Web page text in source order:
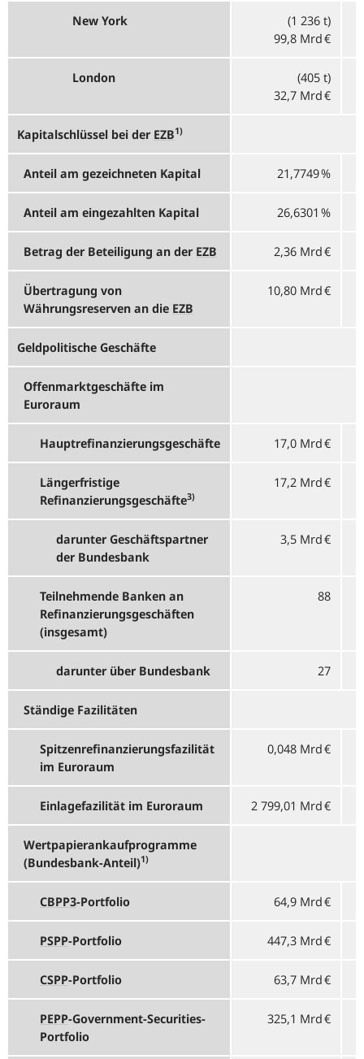
New York
(1 236 t)
99,8 Mrd €
London
(405 t)
32,7 Mrd €
Kapitalschlüssel bei der EZB1)
Anteil am gezeichneten Kapital 21,7749 %
Anteil am eingezahlten Kapital 26,6301 %
Betrag der Beteiligung an der EZB 2,36 Mrd €
Übertragung von
Währungsreserven an die EZB
10,80 Mrd €
Geldpolitische Geschäfte
Offenmarktgeschäfte im
Euroraum
Hauptrefinanzierungsgeschäfte 17,0 Mrd €
Längerfristige
Refinanzierungsgeschäfte3)
17,2 Mrd €
darunter Geschäftspartner
der Bundesbank
3,5 Mrd €
Teilnehmende Banken an
Refinanzierungsgeschäften
(insgesamt)
88
darunter über Bundesbank 27
Ständige Fazilitäten
Spitzenrefinanzierungsfazilität
im Euroraum
0,048 Mrd €
Einlagefazilität im Euroraum 2 799,01 Mrd €
Wertpapierankaufprogramme
(Bundesbank-Anteil)1)
CBPP3-Portfolio 64,9 Mrd €
PSPP-Portfolio 447,3 Mrd €
CSPP-Portfolio 63,7 Mrd €
PEPP-Government-Securities-
Portfolio
325,1 Mrd €